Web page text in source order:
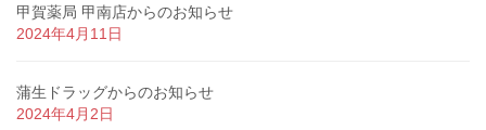
甲賀薬局 甲南店からのお知らせ
2024年4月11日
蒲生ドラッグからのお知らせ
2024年4月2日